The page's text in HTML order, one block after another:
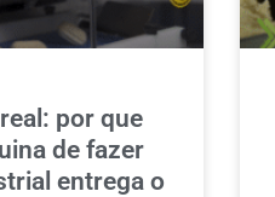
por que
de fazer
entrega o